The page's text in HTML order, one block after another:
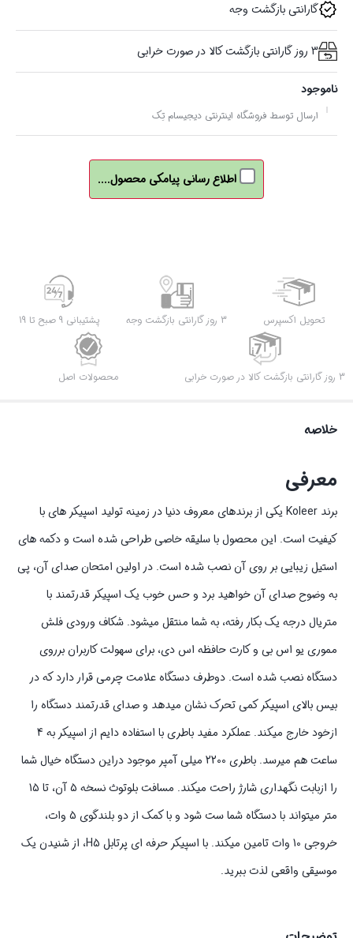
گارانتی بازگشت وجه
3 روز گارانتی بازگشت کالا در صورت خرابی
ناموجود
ارسال توسط فروشگاه اینترنتی دیجیسام تِک
اطلاع رسانی پیامکی محصول....
تحویل اکسپرس 3 روز گارانتی بازگشت وجه پشتیبانی 9 صبح تا 19
3 روز گارانتی بازگشت کالا در صورت خرابی محصولات اصل
خلاصه
معرفی
برند Koleer یکی از برندهای معروف دنیا در زمینه تولید اسپیکر های با
کیفیت است. این محصول با سلیقه خاصی طراحی شده است و دکمه های
استیل زیبایی بر روی آن نصب شده است. در اولین امتحان صدای آن، پی
به وضوح صدای آن خواهید برد و حس خوب یک اسپیکر قدرتمند با
متریال درجه یک بکار رفته، به شما منتقل میشود. شکاف ورودی فلش
مموری یو اس بی و کارت حافظه اس دی، برای سهولت کاربران برروی
دستگاه نصب شده است. دوطرف دستگاه علامت چرمی قرار دارد که در
بیس بالای اسپیکر کمی تحرک نشان میدهد و صدای قدرتمند دستگاه را
ازخود خارج میکند. عملکرد مفید باطری با استفاده دایم از اسپیکر به 4
ساعت هم میرسد. باطری 2200 میلی آمپر موجود دراین دستگاه خیال شما
را ازبابت نگهداری شارژ راحت میکند. مسافت بلوتوث نسخه 5 آن، تا 15
متر میتواند با دستگاه شما ست شود و با کمک از دو بلندگوی 5 وات،
خروجی 10 وات تامین میکند. با اسپیکر حرفه ای پرتابل H5، از شنیدن یک
موسیقی واقعی لذت ببرید.